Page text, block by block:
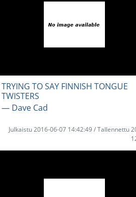
TRYING TO SAY FINNISH TONGUE
TWISTERS
― Dave Cad
Julkaistu 2016-06-07 14:42:49 / Tallennettu